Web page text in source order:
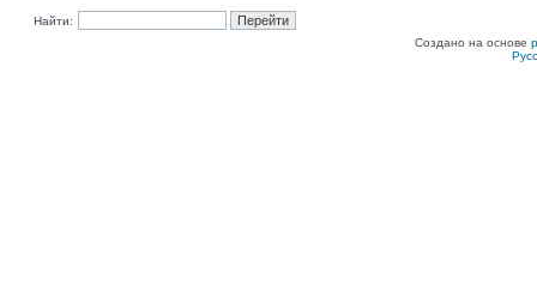
Найти:
Создано на основе